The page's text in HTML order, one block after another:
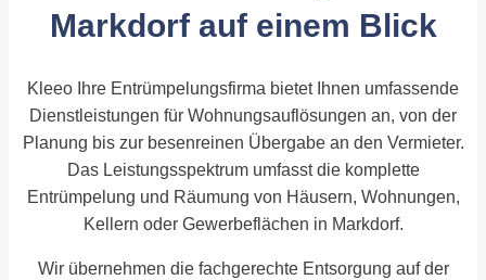
Markdorf auf einem Blick
Kleeo Ihre Entrümpelungsfirma bietet Ihnen umfassende
Dienstleistungen für Wohnungsauflösungen an, von der
Planung bis zur besenreinen Übergabe an den Vermieter.
Das Leistungsspektrum umfasst die komplette
Entrümpelung und Räumung von Häusern, Wohnungen,
Kellern oder Gewerbeflächen in Markdorf.
Wir übernehmen die fachgerechte Entsorgung auf der